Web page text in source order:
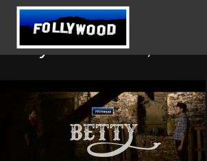
Betty – Tome 1, le film